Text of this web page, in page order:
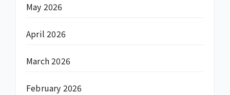
May 2026
April 2026
March 2026
February 2026